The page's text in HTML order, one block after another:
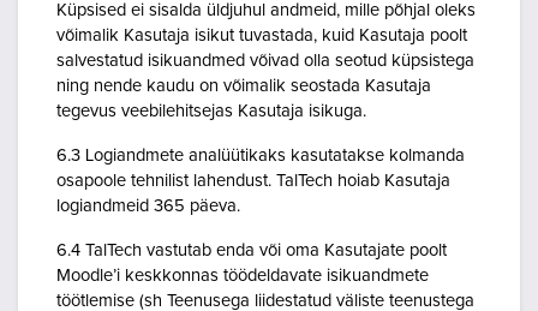
Küpsised ei sisalda üldjuhul andmeid, mille põhjal oleks
võimalik Kasutaja isikut tuvastada, kuid Kasutaja poolt
salvestatud isikuandmed võivad olla seotud küpsistega
ning nende kaudu on võimalik seostada Kasutaja
tegevus veebilehitsejas Kasutaja isikuga.
6.3 Logiandmete analüütikaks kasutatakse kolmanda
osapoole tehnilist lahendust. TalTech hoiab Kasutaja
logiandmeid 365 päeva.
6.4 TalTech vastutab enda või oma Kasutajate poolt
Moodle’i keskkonnas töödeldavate isikuandmete
töötlemise (sh Teenusega liidestatud väliste teenustega